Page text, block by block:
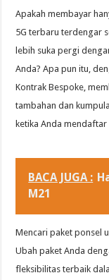
Apakah membayar
5G terbaru terdengar
lebih suka pergi
Anda? Apa pun itu,
Kontrak Bespoke,
tambahan dan
ketika Anda mendaftar
BACA JUGA :
M21
Mencari paket ponsel
Ubah paket Anda
fleksibilitas terbaik